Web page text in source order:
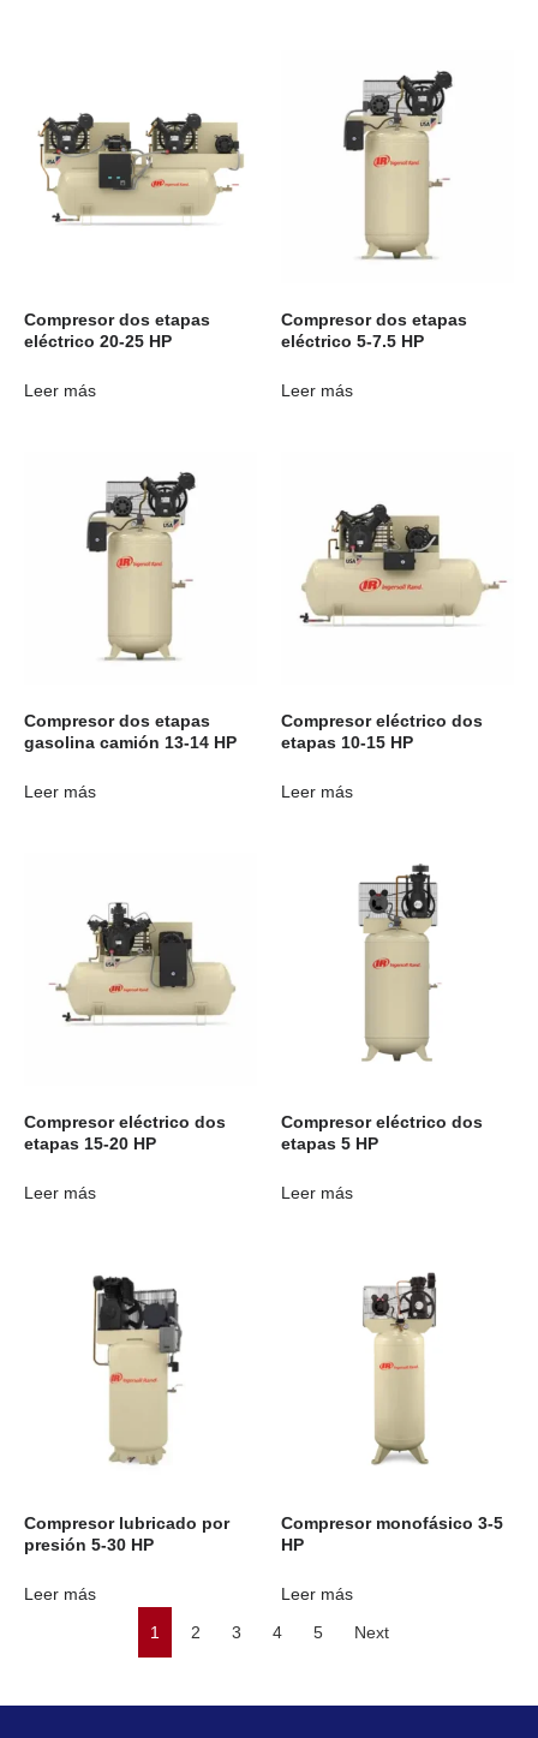
Compresor dos etapas
eléctrico 20-25 HP
Leer más
Compresor dos etapas
eléctrico 5-7.5 HP
Leer más
Compresor dos etapas
gasolina camión 13-14 HP
Leer más
Compresor eléctrico dos
etapas 10-15 HP
Leer más
Compresor eléctrico dos
etapas 15-20 HP
Leer más
Compresor eléctrico dos
etapas 5 HP
Leer más
Compresor lubricado por
presión 5-30 HP
Leer más
Compresor monofásico 3-5
HP
Leer más
1
2 3 4 5 Next